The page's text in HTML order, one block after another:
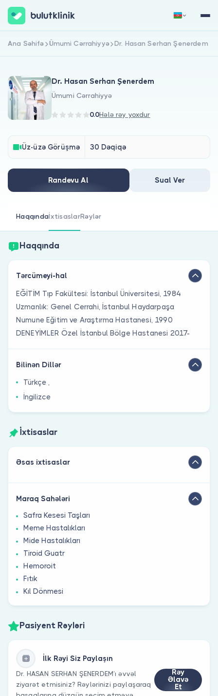
Haqqımızda
Xəstələr üçün
Həkimlər üçün
Həkim siniz?
Qeydiyyat Daxil Ol
Ana Səhifə Ümumi Cərrahiyyə Dr. Hasan Serhan Şenerdem
Dr. Hasan Serhan Şenerdem
Ümumi Cərrahiyyə
0.0Hələ rəy yoxdur
Üz-üzə Görüşmə 30 Dəqiqə
Randevu Al Sual Ver
HaqqındaİxtisaslarRəylər
Haqqında
Tərcümeyi-hal
EĞİTİM Tıp Fakültesi: İstanbul Üniversitesi, 1984
Uzmanlık: Genel Cerrahi, İstanbul Haydarpaşa
Numune Eğitim ve Araştırma Hastanesi, 1990
DENEYİMLER Özel İstanbul Bölge Hastanesi 2017-
Bilinən Dillər
Türkçe ,
İngilizce
İxtisaslar
Əsas ixtisaslar
Maraq Sahələri
Safra Kesesi Taşları
Meme Hastalıkları
Mide Hastalıkları
Tiroid Guatr
Hemoroit
Fıtık
Kıl Dönmesi
Pasiyent Rəyləri
İlk Rəyi Siz Paylaşın
Dr. HASAN SERHAN ŞENERDEM’ı əvvəl
ziyarət etmisiniz? Rəylərinizi paylaşaraq
Rəy
Əlavə
Et